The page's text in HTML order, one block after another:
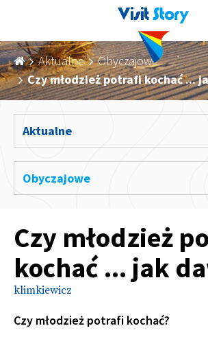
Aktualne
Obyczajowe
Czy młodzież potrafi kochać ...
Czy młodzież
kochać ... jak
klimkiewicz
Czy młodzież potrafi kochać?